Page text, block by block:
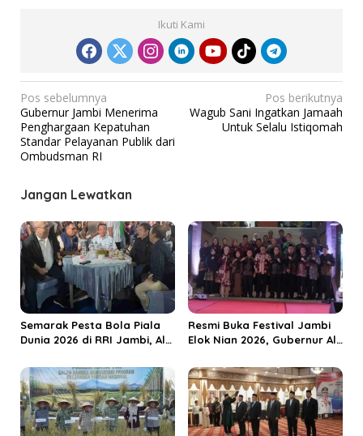
Ikuti Kami
N
a
v
i
g
s
i
p
o
s
Pos sebelumnya
Gubernur Jambi Menerima
Penghargaan Kepatuhan
Standar Pelayanan Publik dari
Ombudsman RI
Pos berikutnya
Wagub Sani Ingatkan Jamaah
Untuk Selalu Istiqomah
Jangan Lewatkan
Semarak Pesta Bola Piala
Dunia 2026 di RRI Jambi, Al
Ekonomi Rakyat
Resmi Buka Festival Jambi
Elok Nian 2026, Gubernur Al
Jadi Destinasi Wisata
Budaya Unggulan